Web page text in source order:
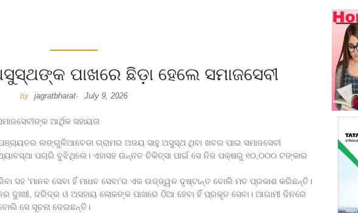
ଅସୁସ୍ଥଙ୍କ ପାଖରେ ଛିଡ଼ା ହେଲେ ସମାଜସେବୀ
by jagratbharat- July 9, 2026
ଆର୍ଥିକ ସହାୟତା
ଲଙ୍ଗୁଳିଆବେଡା ଗ୍ରାମର ଅଜୟ ସାହୁ ଅସୁସ୍ଥ ଥିବା ଖବର ପାଇ ସମାଜସେବୀ
ପଚାରି ବୁଝିଥିଲେ। ଏହାସହ ଉନ୍ନତ ଚିକିତ୍ସା ପାଇଁ ସେ ନିଜ ପକ୍ଷରୁ ୧୦,୦୦୦ ଟଙ୍କାର
ସହ ‘ମାନବ ସେବା ହିଁ ମାଧବ ସେବା’ର ଏକ ଉଜ୍ଜ୍ୱଳ ଦୃଷ୍ଟାନ୍ତ ବୋଲି ମତ ପ୍ରକାଶ କରିଛନ୍ତି।
ଦୁଃଖୀ, ଦରିଦ୍ର ଓ ଅସହାୟ ଲୋକଙ୍କ ପାଖରେ ଠିଆ ହେବା ହିଁ ପ୍ରକୃତ ସେବା। ଆଗାମୀ ଦିନରେ
ସେ ସୂଚନା ଦେଇଛନ୍ତି।